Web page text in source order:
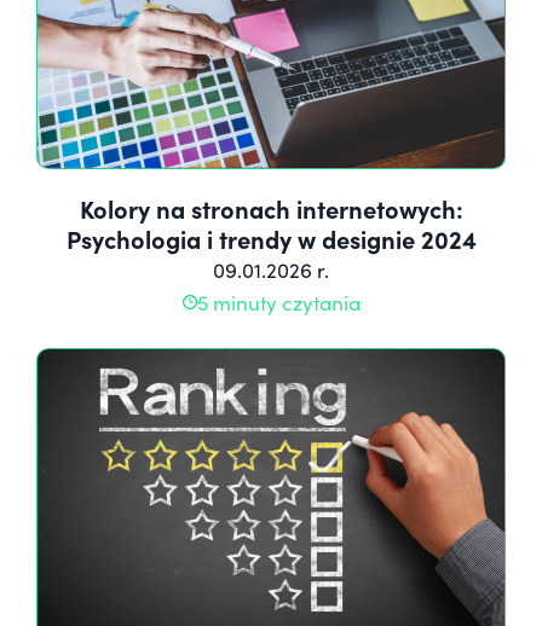
Kolory na stronach internetowych:
Psychologia i trendy w designie 2024
09.01.2026 r.
5 minuty czytania